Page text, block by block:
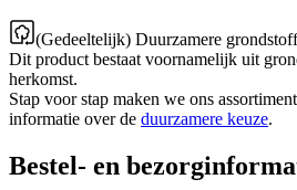
(Gedeeltelijk) Duurzamere
Dit product bestaat voornamelijk uit
herkomst.
Stap voor stap maken we ons
informatie over de duurzamere keuze.
Bestel- en